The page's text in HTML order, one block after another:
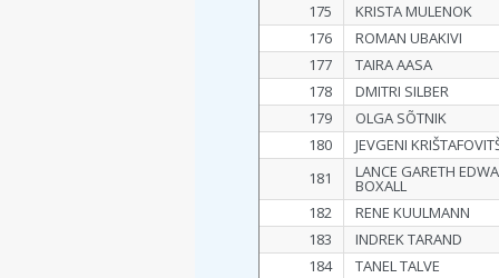
175
KRISTA MULENOK
176
ROMAN UBAKIVI
177
TAIRA AASA
178
DMITRI SILBER
179
OLGA SÕTNIK
180
JEVGENI
181
LANCE GARETH
BOXALL
182
RENE KUULMANN
183
INDREK TARAND
184
TANEL TALVE